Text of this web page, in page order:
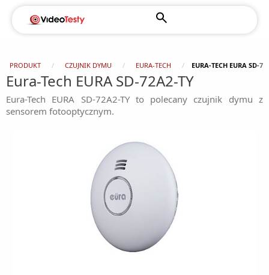
PRODUKT CZUJNIK DYMU EURA-TECH EURA-TECH EURA SD-
Eura-Tech EURA SD-72A2-TY
Eura-Tech EURA SD-72A2-TY to polecany czujnik dymu z
sensorem fotooptycznym.